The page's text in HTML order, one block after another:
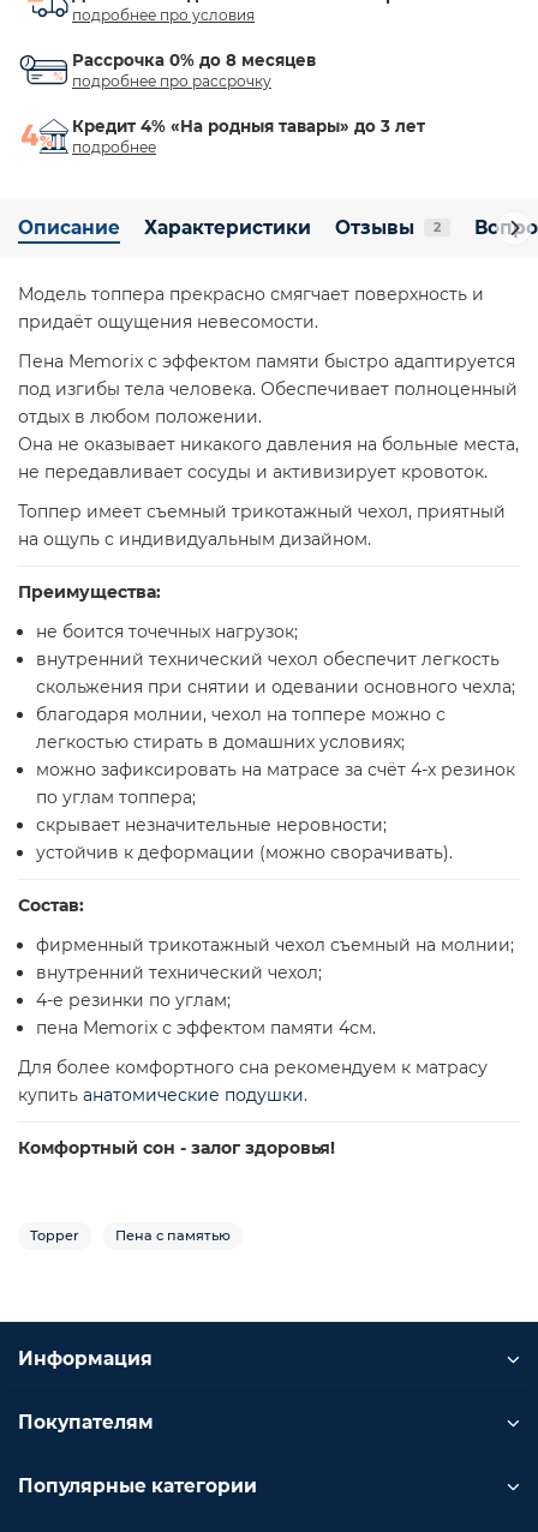
подробнее про условия
Рассрочка 0% до 8 месяцев
подробнее про рассрочку
Кредит 4% «На родныя тавары» до 3 лет
подробнее
Описание Характеристики Отзывы 2
Модель топпера прекрасно смягчает поверхность и
придаёт ощущения невесомости.
Пена Memorix с эффектом памяти быстро адаптируется
под изгибы тела человека. Обеспечивает полноценный
отдых в любом положении.
Она не оказывает никакого давления на больные места,
не передавливает сосуды и активизирует кровоток.
Топпер имеет съемный трикотажный чехол, приятный
на ощупь с индивидуальным дизайном.
Преимущества:
не боится точечных нагрузок;
внутренний технический чехол обеспечит легкость
скольжения при снятии и одевании основного чехла;
благодаря молнии, чехол на топпере можно с
легкостью стирать в домашних условиях;
можно зафиксировать на матрасе за счёт 4-х резинок
по углам топпера;
скрывает незначительные неровности;
устойчив к деформации (можно сворачивать).
Состав:
фирменный трикотажный чехол съемный на молнии;
внутренний технический чехол;
4-е резинки по углам;
пена Memorix с эффектом памяти 4см.
Для более комфортного сна рекомендуем к матрасу
купить анатомические подушки.
Комфортный сон - залог здоровья!
Topper Пена с памятью
Информация
Покупателям
Популярные категории